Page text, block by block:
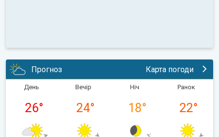
Прогноз Карта погоди
День
26°
Вечір
24°
Ніч
18°
Ранок
22°